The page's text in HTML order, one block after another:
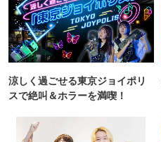
涼しく過ごせる東京ジョイポリ
スで絶叫＆ホラーを満喫！